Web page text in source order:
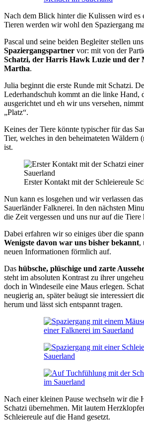
Nach dem Blick hinter die Kulissen wird es
Tieren werden wir wohl den Spaziergang
Pascal und seine beiden Begleiter stellen
Spaziergangspartner vor: mit von der
Schatzi, der Harris Hawk Luzie und der
Martha.
Julia beginnt die erste Runde mit Schatzi.
Lederhandschuh kommt an die linke Hand,
ausgerichtet und eh wir uns versehen,
„Platz“.
Keines der Tiere könnte typischer für das
Tier, welches in den beheimateten Wäldern
ist.
Erster Kontakt mit der Schleiereule
Nun kann es losgehen und wir verlassen
Sauerländer Falknerei. In den nächsten
die Zeit vergessen und uns nur auf die
Dabei erfahren wir so einiges über die
Wenigste davon war uns bisher bekannt,
neuen Informationen förmlich auf.
Das hübsche, plüschige und zarte
steht im absoluten Kontrast zu ihrer
doch in Windeseile eine Maus erlegen.
neugierig an, später beäugt sie interessiert
herum und lässt sich entspannt tragen.
Nach einer kleinen Pause wechseln wir die
Schatzi übernehmen. Mit lautem
Schleiereule auf die Hand gesetzt.